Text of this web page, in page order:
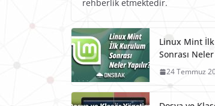
rehberlik etmektedir.
Linux Mint
Sonrası Neler
24 Temmuz